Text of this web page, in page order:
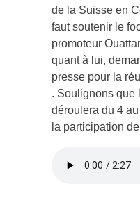
de la Suisse en
faut soutenir
promoteur
quant à lui,
presse pour la
. Soulignons que
déroulera du 4
la participation